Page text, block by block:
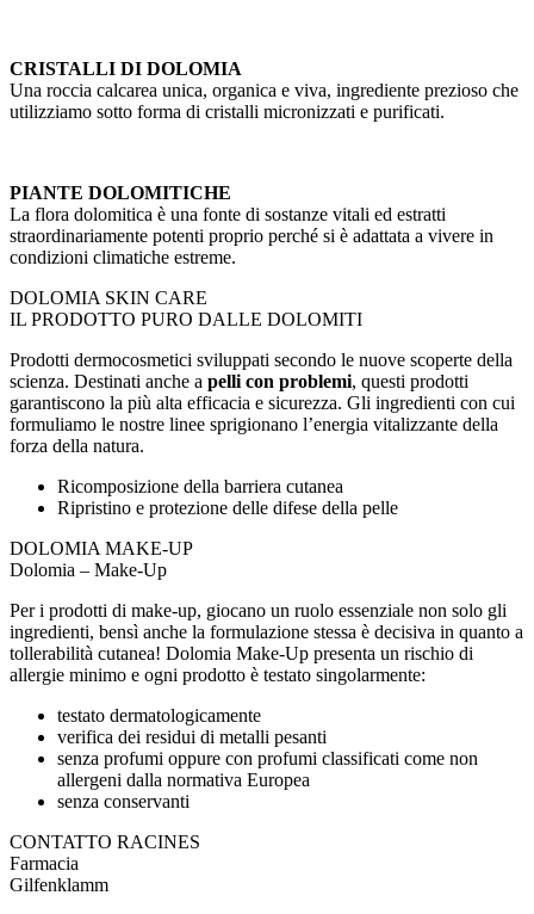
CRISTALLI DI DOLOMIA
Una roccia calcarea unica, organica e viva, ingrediente prezioso che
utilizziamo sotto forma di cristalli micronizzati e purificati.
PIANTE DOLOMITICHE
La flora dolomitica è una fonte di sostanze vitali ed estratti
straordinariamente potenti proprio perché si è adattata a vivere in
condizioni climatiche estreme.
DOLOMIA SKIN CARE
IL PRODOTTO PURO DALLE DOLOMITI
Prodotti dermocosmetici sviluppati secondo le nuove scoperte della
scienza. Destinati anche a pelli con problemi, questi prodotti
garantiscono la più alta efficacia e sicurezza. Gli ingredienti con cui
formuliamo le nostre linee sprigionano l’energia vitalizzante della
forza della natura.
Ricomposizione della barriera cutanea
Ripristino e protezione delle difese della pelle
DOLOMIA MAKE-UP
Dolomia – Make-Up
Per i prodotti di make-up, giocano un ruolo essenziale non solo gli
ingredienti, bensì anche la formulazione stessa è decisiva in quanto a
tollerabilità cutanea! Dolomia Make-Up presenta un rischio di
allergie minimo e ogni prodotto è testato singolarmente:
testato dermatologicamente
verifica dei residui di metalli pesanti
senza profumi oppure con profumi classificati come non
allergeni dalla normativa Europea
senza conservanti
CONTATTO RACINES
Farmacia
Gilfenklamm